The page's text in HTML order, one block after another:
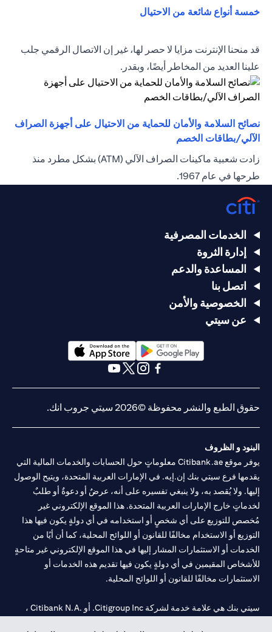
خمسة أنواع شائعة من الاحتيال
قد منحنا الإنترنت مزايا لا حصر لها، غير إن الاتصال الرقمي جلب
علينا العديد من المخاطر أيضًا، وبقدر.
نصائح السلامة والأمان للحماية من الاحتيال على أجهزة الصراف
الآلي/بطاقات الخصم
زادت شعبية ماكينات الصراف الآلي (ATM) بشكل مطرد منذ
طرحها في عام 1967.
الخدمات المصرفية
إدارة الثروة
المساعدة والدعم
اتصل بنا
الخصوصية والأمن
عن سيتي
opens in a new tab
opens in a new tab
حقوق الطبع والنشر محفوظة ©2026 سيتي جروب انك.
البنود و الظروف
يوفر موقع Citibank.ae معلوماتٍ حول الحسابات والخدمات المالية التي
يقدمها فرع سيتي بنك إن.إيه. في الإمارات العربية المتحدة، ويتيح الوصول
إليها. ولا يُقصد به، ولا ينبغي تفسيره على أنه، عرضٌ أو دعوةٌ أو طلبٌ
لخدماتٍ خارج الإمارات العربية المتحدة. هذا الموقع الإلكتروني غير
مُخصص للتوزيع على أي شخصٍ أو استخدامه في أي دولةٍ يكون فيها هذا
التوزيع أو الاستخدام مخالفًا للقانون أو اللوائح المحلية، كما أن أيًا من
الخدمات أو الاستثمارات المشار إليها في هذا الموقع الإلكتروني غير متاحةٍ
للأشخاص المقيمين في أي دولةٍ يكون فيها تقديم هذه الخدمات أو
الاستثمارات مخالفًا للقانون أو اللوائح المحلية.
سيتي بنك هي علامة خدمة لشركة Citigroup Inc. أو .Citibank N.A ،